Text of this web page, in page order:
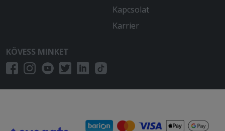
Kapcsolat
Karrier
KÖVESS MINKET